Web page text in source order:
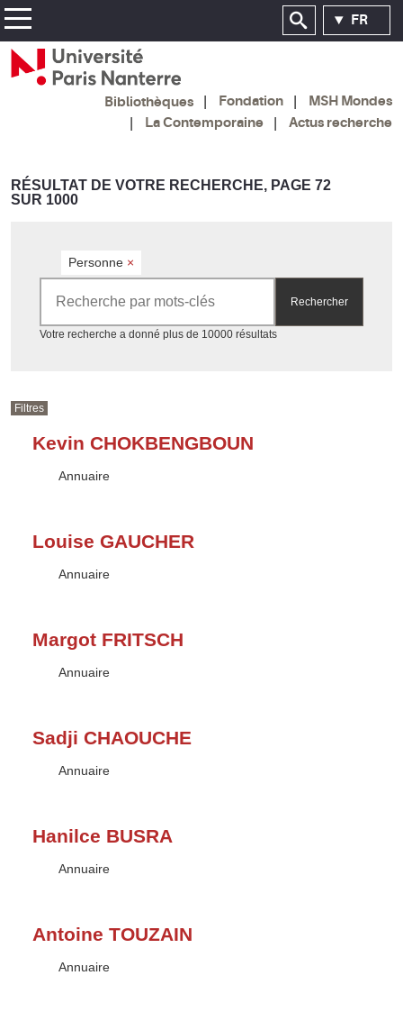
FR
Bibliothèques Fondation
MSH Mondes
La Contemporaine
Actus recherche
RÉSULTAT DE VOTRE RECHERCHE, PAGE 72
SUR 1000
Personne ×
Rechercher
Votre recherche a donné plus de 10000 résultatsAccéder aux résultats
Filtres
Kevin CHOKBENGBOUN
Type :
Annuaire
Louise GAUCHER
Type :
Annuaire
Margot FRITSCH
Type :
Annuaire
Sadji CHAOUCHE
Type :
Annuaire
Hanilce BUSRA
Type :
Annuaire
Antoine TOUZAIN
Type :
Annuaire